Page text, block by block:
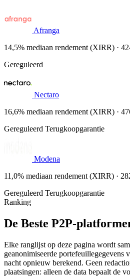
Afranga
14,5% mediaan rendement (XIRR) ·
Gereguleerd
Nectaro
16,6% mediaan rendement (XIRR) ·
Gereguleerd Terugkoopgarantie
Modena
11,0% mediaan rendement (XIRR) ·
Gereguleerd Terugkoopgarantie
Ranking
De Beste P2P-
Elke ranglijst op deze pagina wordt
geanonimiseerde portefeuillegegevens
nacht opnieuw berekend. Geen
plaatsingen: alleen de data bepaalt de